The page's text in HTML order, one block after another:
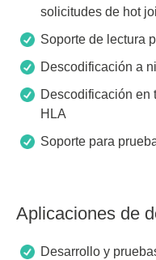
solicitudes de hot
Soporte de lectura
Descodificación a
Descodificación en
HLA
Soporte para
Aplicaciones de
Desarrollo y